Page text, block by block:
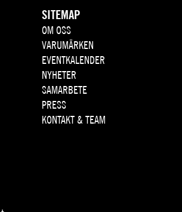
SITEMAP
OM OSS
VARUMÄRKEN
EVENTKALENDER
NYHETER
SAMARBETE
PRESS
KONTAKT & TEAM